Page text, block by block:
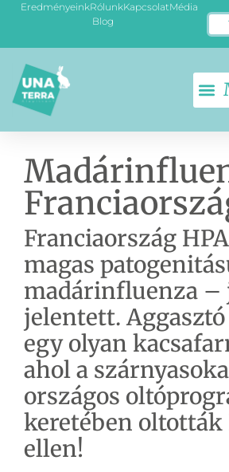
EredményeinkRólunkKapcsolatMédia
Blog
Franciaország
magas
madárinfluenza –
jelentett.
egy olyan
ahol a
országos
keretében oltották
ellen!